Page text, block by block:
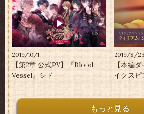
2019/10/1
【第2章 公式PV】『Blood
Vessel』シド
2019/8/23
【本編
イクスピ
もっと見る